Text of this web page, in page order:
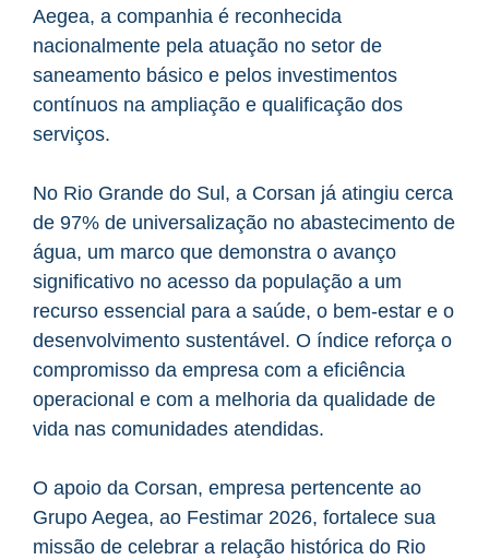
Aegea, a companhia é reconhecida
nacionalmente pela atuação no setor de
saneamento básico e pelos investimentos
contínuos na ampliação e qualificação dos
serviços.
No Rio Grande do Sul, a Corsan já atingiu cerca
de 97% de universalização no abastecimento de
água, um marco que demonstra o avanço
significativo no acesso da população a um
recurso essencial para a saúde, o bem-estar e o
desenvolvimento sustentável. O índice reforça o
compromisso da empresa com a eficiência
operacional e com a melhoria da qualidade de
vida nas comunidades atendidas.
O apoio da Corsan, empresa pertencente ao
Grupo Aegea, ao Festimar 2026, fortalece sua
missão de celebrar a relação histórica do Rio